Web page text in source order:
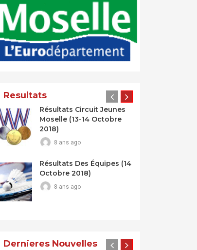
Resultats
Résultats Circuit Jeunes
Moselle (13-14 Octobre
2018)
8 ans ago
Résultats Des Équipes (14
Octobre 2018)
8 ans ago
Dernieres Nouvelles